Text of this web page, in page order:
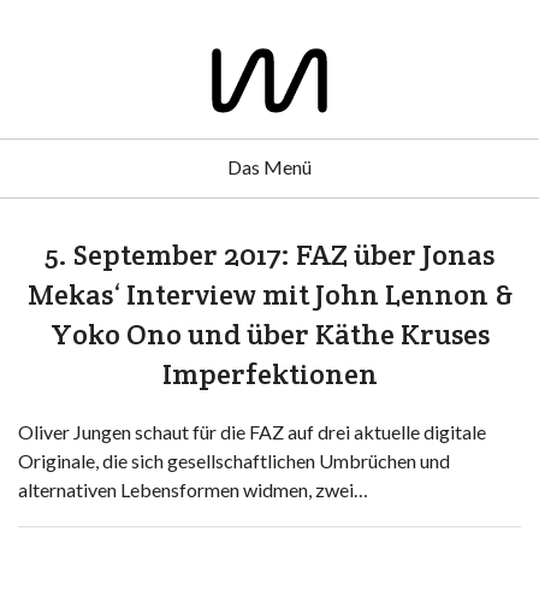
Das Menü
5. September 2017: FAZ über Jonas
Mekas‘ Interview mit John Lennon &
Yoko Ono und über Käthe Kruses
Imperfektionen
Oliver Jungen schaut für die FAZ auf drei aktuelle digitale
Originale, die sich gesellschaftlichen Umbrüchen und
alternativen Lebensformen widmen, zwei…